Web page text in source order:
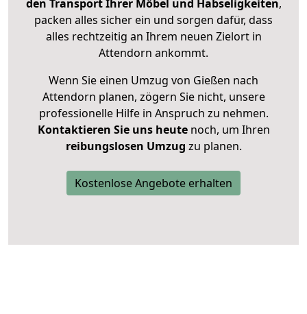
den Transport Ihrer Möbel und Habseligkeiten,
packen alles sicher ein und sorgen dafür, dass
alles rechtzeitig an Ihrem neuen Zielort in
Attendorn ankommt.
Wenn Sie einen Umzug von Gießen nach
Attendorn planen, zögern Sie nicht, unsere
professionelle Hilfe in Anspruch zu nehmen.
Kontaktieren Sie uns heutenoch, um Ihren
reibungslosen Umzug zu planen.
Kostenlose Angebote erhalten